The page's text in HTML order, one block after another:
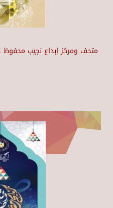
متحف ومركز إبداع نجيب محفوظ ١١٤ عاماً على ميلاد صاحب الثلاثية